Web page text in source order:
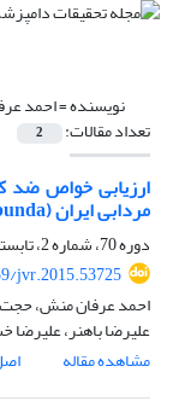
نویسنده =احمد
تعداد مقالات: 2
ارزیابی خواص ضد
مردابی ایران (Rana ridibunda)
دوره 70، شماره 2، تابستان 1394، صفحه
jvr.2015.53725
احمد عرفان منش، حجت
علیرضا باهنر،
مشاهده مقاله